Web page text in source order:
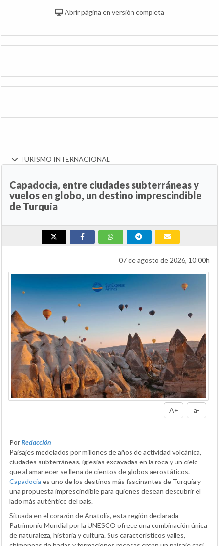
Abrir página en versión completa
TURISMO INTERNACIONAL
Capadocia, entre ciudades subterráneas y
vuelos en globo, un destino imprescindible
de Turquía
07 de agosto de 2026, 10:00h
A+ a-
PorRedacción
Paisajes modelados por millones de años de actividad volcánica,
ciudades subterráneas, iglesias excavadas en la roca y un cielo
que al amanecer se llena de cientos de globos aerostáticos.
Capadocia es uno de los destinos más fascinantes de Turquía y
una propuesta imprescindible para quienes desean descubrir el
lado más auténtico del país.
Situada en el corazón de Anatolia, esta región declarada
Patrimonio Mundial por la UNESCO ofrece una combinación única
de naturaleza, historia y cultura. Sus característicos valles,